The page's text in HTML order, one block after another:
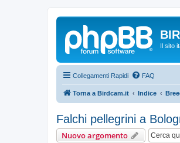
Il sito
Collegamenti Rapidi FAQ
Torna a Birdcam.it Indice
Falchi pellegrini a
Nuovo argomento